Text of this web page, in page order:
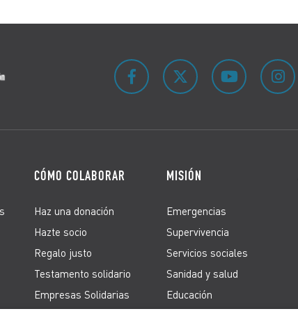
CÓMO COLABORAR
Haz una donación
Hazte socio
Regalo justo
Testamento solidario
Empresas Solidarias
MISIÓN
Emergencias
Supervivencia
Servicios sociales
Sanidad y salud
Educación